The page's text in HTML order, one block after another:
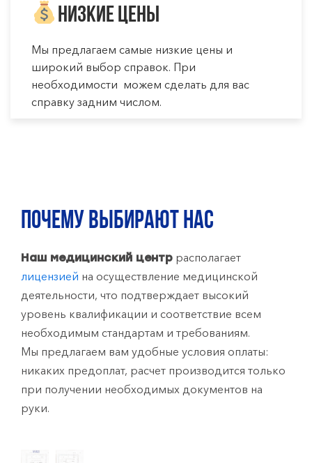
Низкие цены
Мы предлагаем самые низкие цены и
широкий выбор справок. При
необходимости можем сделать для вас
справку задним числом.
ПОЧЕМУ ВЫБИРАЮТ НАС
Наш медицинский центр располагает
лицензией на осуществление медицинской
деятельности, что подтверждает высокий
уровень квалификации и соответствие всем
необходимым стандартам и требованиям.
Мы предлагаем вам удобные условия оплаты:
никаких предоплат, расчет производится только
при получении необходимых документов на
руки.